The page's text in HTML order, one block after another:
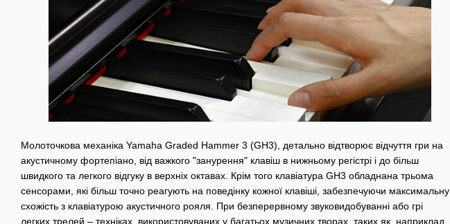
Молоточкова механіка Yamaha Graded Hammer 3 (GH3), детально відтворює відчуття гри на
акустичному фортепіано, від важкого "занурення" клавіш в нижньому регістрі і до більш
швидкого та легкого відгуку в верхніх октавах. Крім того клавіатура GH3 обладнана трьома
сенсорами, які більш точно реагують на поведінку кожної клавіші, забезпечуючи максимальну
схожість з клавіатурою акустичного рояля. При безперервному звуковидобуванні або грі
легких трелей – техніках, використовуваних у багатьох музичних творах, таких як, наприклад,